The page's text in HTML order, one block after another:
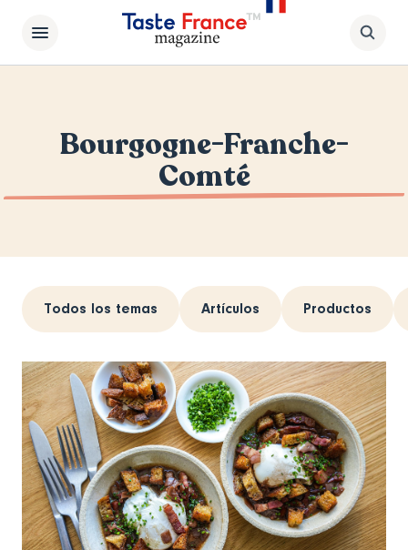
Bourgogne-Franche-
Comté
Todos los temas Artículos Productos